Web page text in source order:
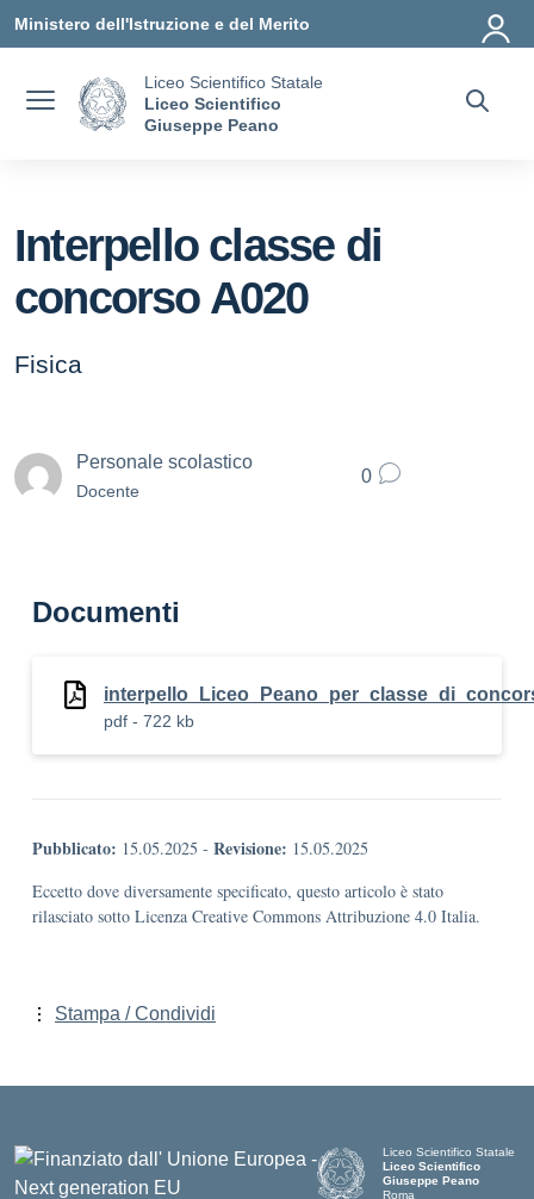
Ministero dell'Istruzione e del Merito
Liceo Scientifico Statale
Liceo Scientifico
Giuseppe Peano
Interpello classe di
concorso A020
Fisica
Personale scolastico
Docente
0
Documenti
pdf - 722 kb
Pubblicato: 15.05.2025 - Revisione: 15.05.2025
Eccetto dove diversamente specificato, questo articolo è stato
rilasciato sotto Licenza Creative Commons Attribuzione 4.0 Italia.
Stampa / Condividi
Liceo Scientifico Statale
Liceo Scientifico
Giuseppe Peano
Roma